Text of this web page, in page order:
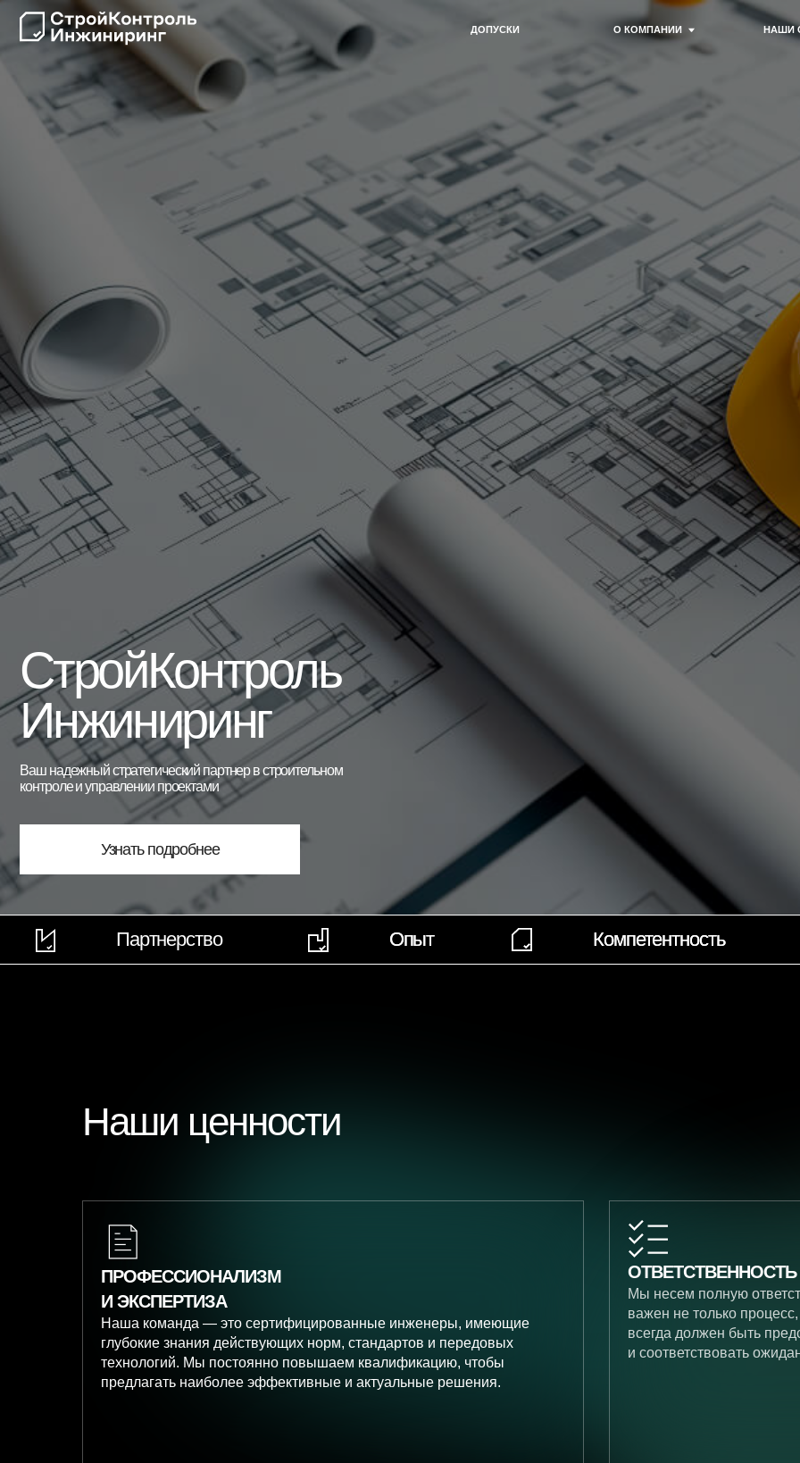
НАШИ ОБЪЕКТЫ
Узнать подробнее
Ваш надежный стратегический партнер в строительном
контроле и управлении проектами
СтройКонтроль
Инжиниринг
Компетентность
Партнерство Компетентность
Наши ценности
Мы несем полную
важен не только
всегда должен быть
и соответствовать
ПРОФЕССИОНАЛИЗМ
И ЭКСПЕРТИЗА
Наша команда — это сертифицированные инженеры, имеющие
глубокие знания действующих норм, стандартов и передовых
технологий. Мы постоянно повышаем квалификацию, чтобы
предлагать наиболее эффективные и актуальные решения.